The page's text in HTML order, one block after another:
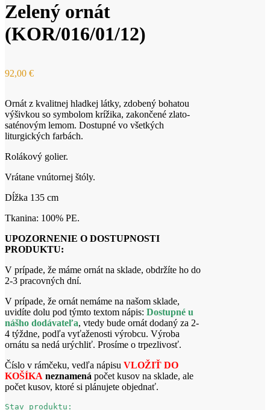
Zelený ornát
(KOR/016/01/12)
92,00 €
Ornát z kvalitnej hladkej látky, zdobený bohatou
výšivkou so symbolom krížika, zakončené zlato-
saténovým lemom. Dostupné vo všetkých
liturgických farbách.
Rolákový golier.
Vrátane vnútornej štóly.
Dĺžka 135 cm
Tkanina: 100% PE.
UPOZORNENIE O DOSTUPNOSTI
PRODUKTU:
V prípade, že máme ornát na sklade, obdržíte ho do
2-3 pracovných dní.
V prípade, že ornát nemáme na našom sklade,
uvidíte dolu pod týmto textom nápis: Dostupné u
nášho dodávateľa, vtedy bude ornát dodaný za 2-
4 týždne, podľa vyťaženosti výrobcu. Výroba
ornátu sa nedá urýchliť. Prosíme o trpezlivosť.
Číslo v rámčeku, vedľa nápisu VLOŽIŤ DO
KOŠÍKA neznamená počet kusov na sklade, ale
počet kusov, ktoré si plánujete objednať.
Stav produktu: